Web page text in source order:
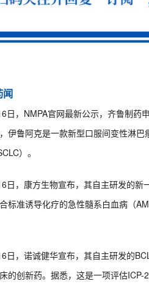
闻
日，NMPA官网最新公示，齐鲁制药
伊鲁阿克是一款新型口服间变性淋
）。
日，康方生物宣布，其自主研发的新
标准诱导化疗的急性髓系白血病（
日，诺诚健华宣布，其自主研发的
的创新药。据悉，这是一项评估